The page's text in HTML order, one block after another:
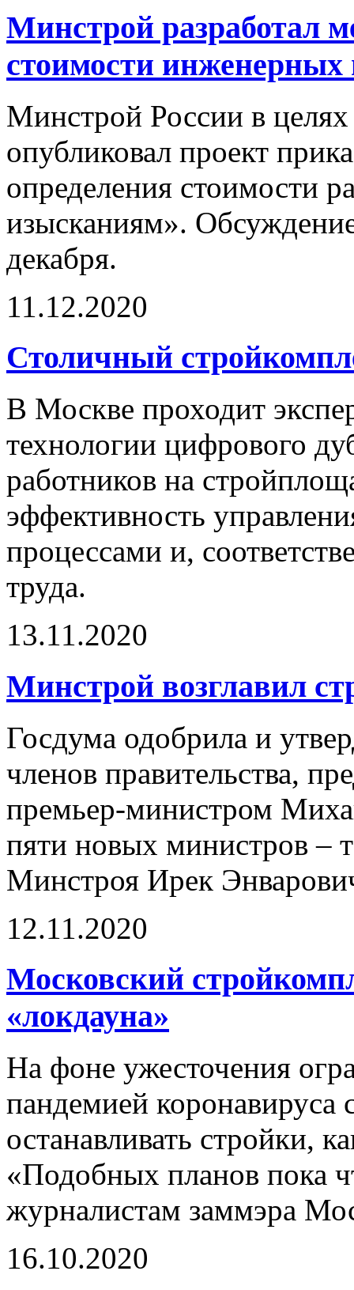
Минстрой разработал
стоимости
Минстрой России в
опубликовал проект
определения стоимости
изысканиям».
декабря.
11.12.2020
Столичный
В Москве проходит
технологии цифрового
работников на
эффективность
процессами и,
труда.
13.11.2020
Минстрой возглавил
Госдума одобрила и
членов правительства,
премьер-министром
пяти новых министров –
Минстроя Ирек
12.11.2020
Московский
«локдауна»
На фоне ужесточения
пандемией коронавируса
останавливать стройки,
«Подобных планов пока
журналистам заммэра
16.10.2020